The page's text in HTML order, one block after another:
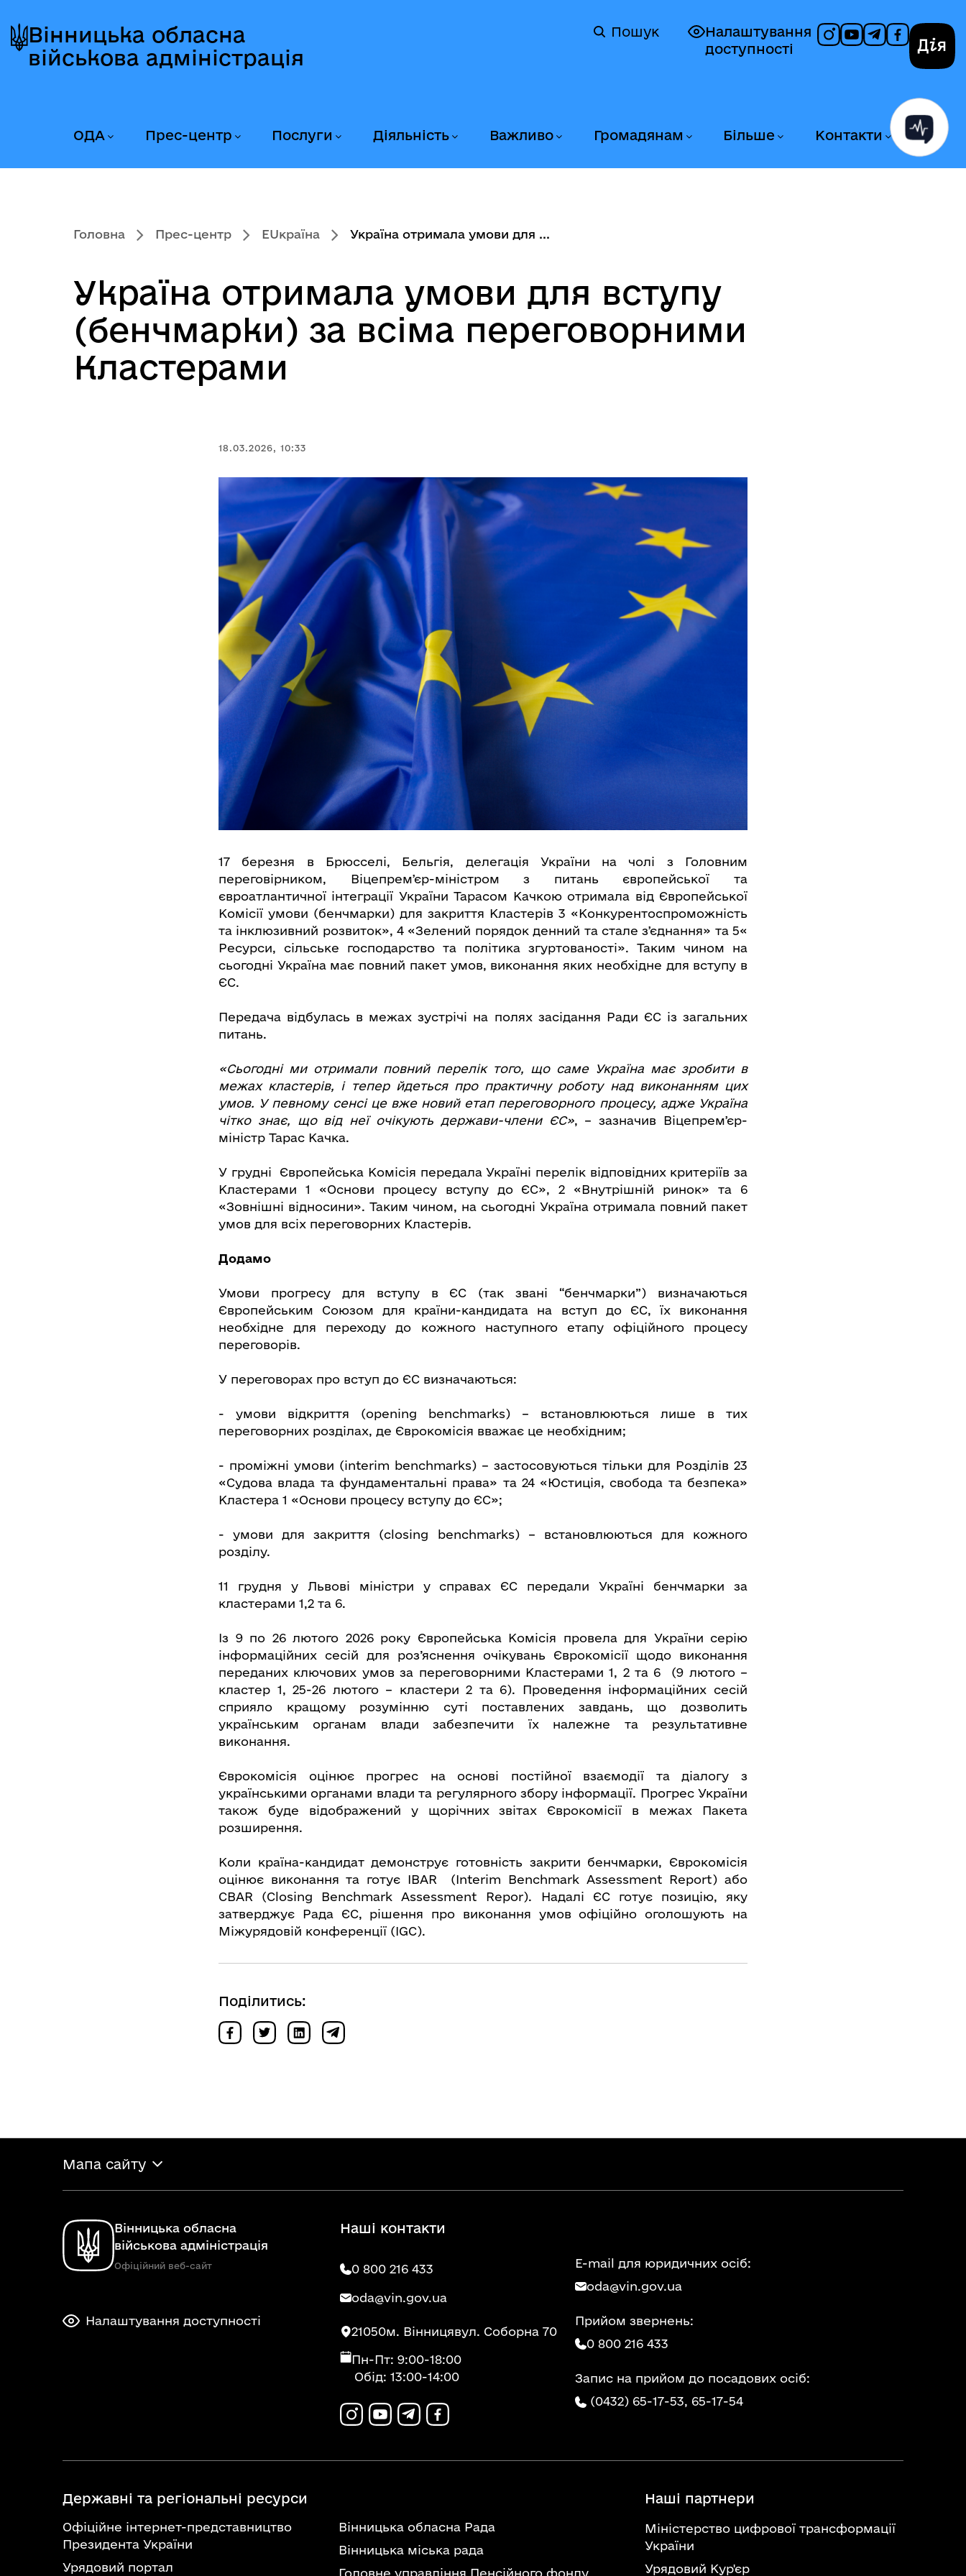
до
головного
до
головного
вмісту
до
головного
колонтитула
Вінницька обласна
військова адміністрація
Налаштування
доступності
Пошук
ОДА Прес-центр Послуги Діяльність Важливо Громадянам Більше Контакти
Головна Прес-центр EUкраїна Україна отримала умови для ...
Україна отримала умови для вступу
(бенчмарки) за всіма переговорними
Кластерами
18.03.2026, 10:33
17 березня в Брюсселі, Бельгія, делегація України на чолі з Головним
переговірником, Віцепремʼєр-міністром з питань європейської та
євроатлантичної інтеграції України Тарасом Качкою отримала від Європейської
Комісії умови (бенчмарки) для закриття Кластерів 3 «Конкурентоспроможність
та інклюзивний розвиток», 4 «Зелений порядок денний та стале зʼєднання» та 5«
Ресурси, сільське господарство та політика згуртованості». Таким чином на
сьогодні Україна має повний пакет умов, виконання яких необхідне для вступу в
ЄС.
Передача відбулась в межах зустрічі на полях засідання Ради ЄС із загальних
питань.
«Сьогодні ми отримали повний перелік того, що саме Україна має зробити в
межах кластерів, і тепер йдеться про практичну роботу над виконанням цих
умов. У певному сенсі це вже новий етап переговорного процесу, адже Україна
чітко знає, що від неї очікують держави-члени ЄС», – зазначив Віцепремʼєр-
міністр Тарас Качка.
У грудні Європейська Комісія передала Україні перелік відповідних критеріїв за
Кластерами 1 «Основи процесу вступу до ЄС», 2 «Внутрішній ринок» та 6
«Зовнішні відносини». Таким чином, на сьогодні Україна отримала повний пакет
умов для всіх переговорних Кластерів.
Додамо
Умови прогресу для вступу в ЄС (так звані “бенчмарки”) визначаються
Європейським Союзом для країни-кандидата на вступ до ЄС, їх виконання
необхідне для переходу до кожного наступного етапу офіційного процесу
переговорів.
У переговорах про вступ до ЄС визначаються:
- умови відкриття (opening benchmarks) – встановлюються лише в тих
переговорних розділах, де Єврокомісія вважає це необхідним;
- проміжні умови (interim benchmarks) – застосовуються тільки для Розділів 23
«Судова влада та фундаментальні права» та 24 «Юстиція, свобода та безпека»
Кластера 1 «Основи процесу вступу до ЄС»;
- умови для закриття (closing benchmarks) – встановлюються для кожного
розділу.
11 грудня у Львові міністри у справах ЄС передали Україні бенчмарки за
кластерами 1,2 та 6.
Із 9 по 26 лютого 2026 року Європейська Комісія провела для України серію
інформаційних сесій для роз’яснення очікувань Єврокомісії щодо виконання
переданих ключових умов за переговорними Кластерами 1, 2 та 6 (9 лютого –
кластер 1, 25-26 лютого – кластери 2 та 6). Проведення інформаційних сесій
сприяло кращому розумінню суті поставлених завдань, що дозволить
українським органам влади забезпечити їх належне та результативне
виконання.
Єврокомісія оцінює прогрес на основі постійної взаємодії та діалогу з
українськими органами влади та регулярного збору інформації. Прогрес України
також буде відображений у щорічних звітах Єврокомісії в межах Пакета
розширення.
Коли країна-кандидат демонструє готовність закрити бенчмарки, Єврокомісія
оцінює виконання та готує IBAR (Interim Benchmark Assessment Report) або
CBAR (Closing Benchmark Assessment Repor). Надалі ЄС готує позицію, яку
затверджує Рада ЄС, рішення про виконання умов офіційно оголошують на
Міжурядовій конференції (IGC).
Поділитись:
Мапа сайту
Вінницька обласна
військова адміністрація
Офіційний веб-сайт
Налаштування доступності
Наші контакти
0 800 216 433
oda@vin.gov.ua
21050м. Вінницявул. Соборна 70
Пн-Пт: 9:00-18:00
Обід: 13:00-14:00
E-mail для юридичних осіб:
oda@vin.gov.ua
Прийом звернень:
0 800 216 433
Запис на прийом до посадових осіб:
(0432) 65-17-53, 65-17-54
Державні та регіональні ресурси
Офіційне інтернет-представництво
Президента України
Урядовий портал
Вінницька обласна Рада
Вінницька міська рада
Головне управління Пенсійного фонду
Наші партнери
Міністерство цифрової трансформації
України
Урядовий Кур'єр